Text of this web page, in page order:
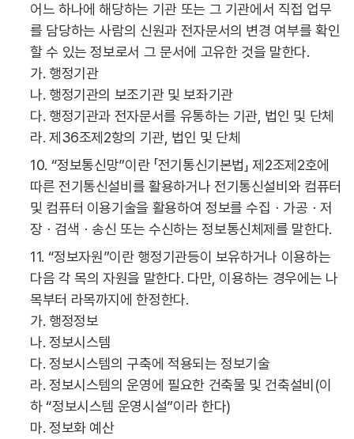
어느 하나에 해당하는 기관 또는 그 기관에서 직접 업무
를 담당하는 사람의 신원과 전자문서의 변경 여부를 확인
할 수 있는 정보로서 그 문서에 고유한 것을 말한다.
가. 행정기관
나. 행정기관의 보조기관 및 보좌기관
다. 행정기관과 전자문서를 유통하는 기관, 법인 및 단체
라. 제36조제2항의 기관, 법인 및 단체
10. “정보통신망”이란 「전기통신기본법」 제2조제2호에
따른 전기통신설비를 활용하거나 전기통신설비와 컴퓨터
및 컴퓨터 이용기술을 활용하여 정보를 수집ㆍ가공ㆍ저
장ㆍ검색ㆍ송신 또는 수신하는 정보통신체제를 말한다.
11. “정보자원”이란 행정기관등이 보유하거나 이용하는
다음 각 목의 자원을 말한다. 다만, 이용하는 경우에는 나
목부터 라목까지에 한정한다.
가. 행정정보
나. 정보시스템
다. 정보시스템의 구축에 적용되는 정보기술
라. 정보시스템의 운영에 필요한 건축물 및 건축설비(이
하 “정보시스템 운영시설”이라 한다)
마. 정보화 예산